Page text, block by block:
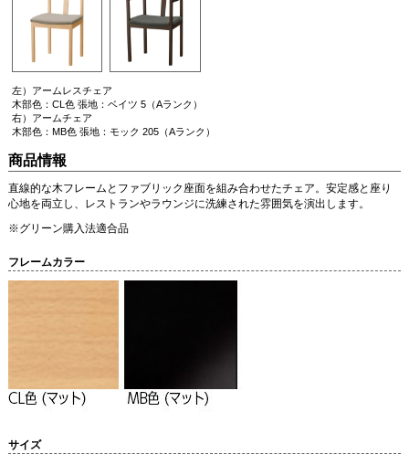
左）アームレスチェア
木部色：CL色 張地：ベイツ 5（Aランク）
右）アームチェア
木部色：MB色 張地：モック 205（Aランク）
商品情報
直線的な木フレームとファブリック座面を組み合わせたチェア。安定感と座り
心地を両立し、レストランやラウンジに洗練された雰囲気を演出します。
※グリーン購入法適合品
フレームカラー
サイズ